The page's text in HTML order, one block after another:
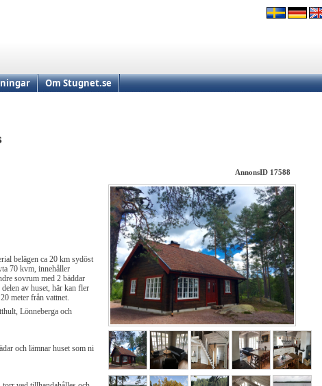
Om Stugnet.se
AnnonsID 17588
belägen ca 20 km sydöst
70 kvm, innehåller
sovrum med 2 bäddar
av huset, här kan fler
meter från vattnet.
Lönneberga och
och lämnar huset som ni